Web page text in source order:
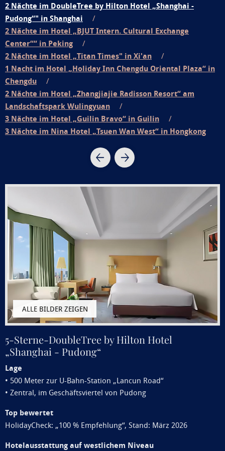
2 Nächte im DoubleTree by Hilton Hotel „Shanghai -
Pudong“" in Shanghai
2 Nächte im Hotel „BJUT Intern. Cultural Exchange
Center““ in Peking
2 Nächte im Hotel „Titan Times" in Xi'an
1 Nacht im Hotel „Holiday Inn Chengdu Oriental Plaza“ in
Chengdu
2 Nächte im Hotel „Zhangjiajie Radisson Resort“ am
Landschaftspark Wulingyuan
3 Nächte im Hotel „Guilin Bravo“ in Guilin
3 Nächte im Nina Hotel „Tsuen Wan West“ in Hongkong
5-Sterne-DoubleTree by Hilton Hotel
„Shanghai - Pudong“
Lage
• 500 Meter zur U-Bahn-Station „Lancun Road“
• Zentral, im Geschäftsviertel von Pudong
Top bewertet
HolidayCheck: „100 % Empfehlung“, Stand: März 2026
Hotelausstattung auf westlichem Niveau